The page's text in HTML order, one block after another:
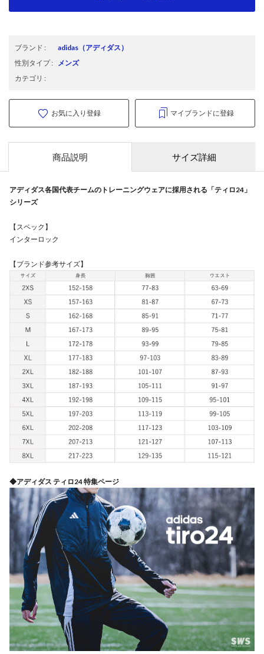
ブランド : adidas （アディダス）
性別タイプ: メンズ
カテゴリ :
お気に入り登録 マイブランドに登録
商品説明 サイズ詳細
アディダス各国代表チームのトレーニングウェアに採用される「ティロ24」
シリーズ
【スペック】
インターロック
【ブランド参考サイズ】
◆アディダス ティロ24 特集ページ